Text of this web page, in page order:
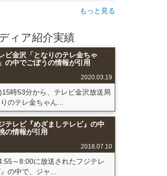
もっと見る
ィア紹介実績
ビ金沢「となりのテレ金ちゃ
の中でごぼうの情報が引用
2020.03.19
時53分から、テレビ金沢放送局
のテレ金ちゃん...
テレビ『めざましテレビ』の中
の情報が引用
2018.07.10
～8:00に放送されたフジテレ
の中で、ジャ...